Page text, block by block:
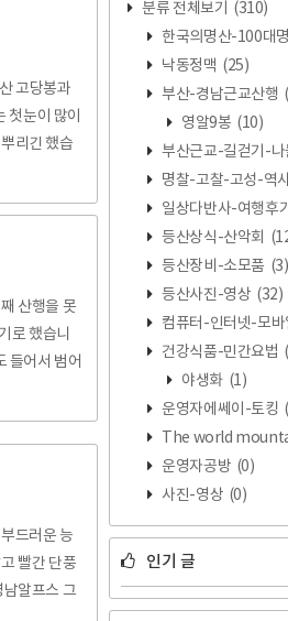
른 자태나
)은 가야산
고당봉과
눈이 많이
리긴 했습
의 약속으로
도 걸린것으
부산의 진산
산행을 못
로 했습니
들어서 범어
로 붐빕니다.
쪽까지 깊
쉬운것은
늘 고당봉
드러운 능
빨간 단풍
남알프스 그
분류 전체보기
(310)
한국의명산-100대
낙동정맥 (25)
부산-경남근교산행
영알9봉 (10)
부산근교-길걷기-나
명찰-고찰-고성-역
일상다반사-여행후기
등산상식-산악회
등산장비-소모품 (3)
등산사진-영상 (32)
컴퓨터-인터넷-모바
건강식품-민간요법
야생화 (1)
운영자에쎄이-토킹
The world
운영자공방 (0)
사진-영상 (0)
인기 글